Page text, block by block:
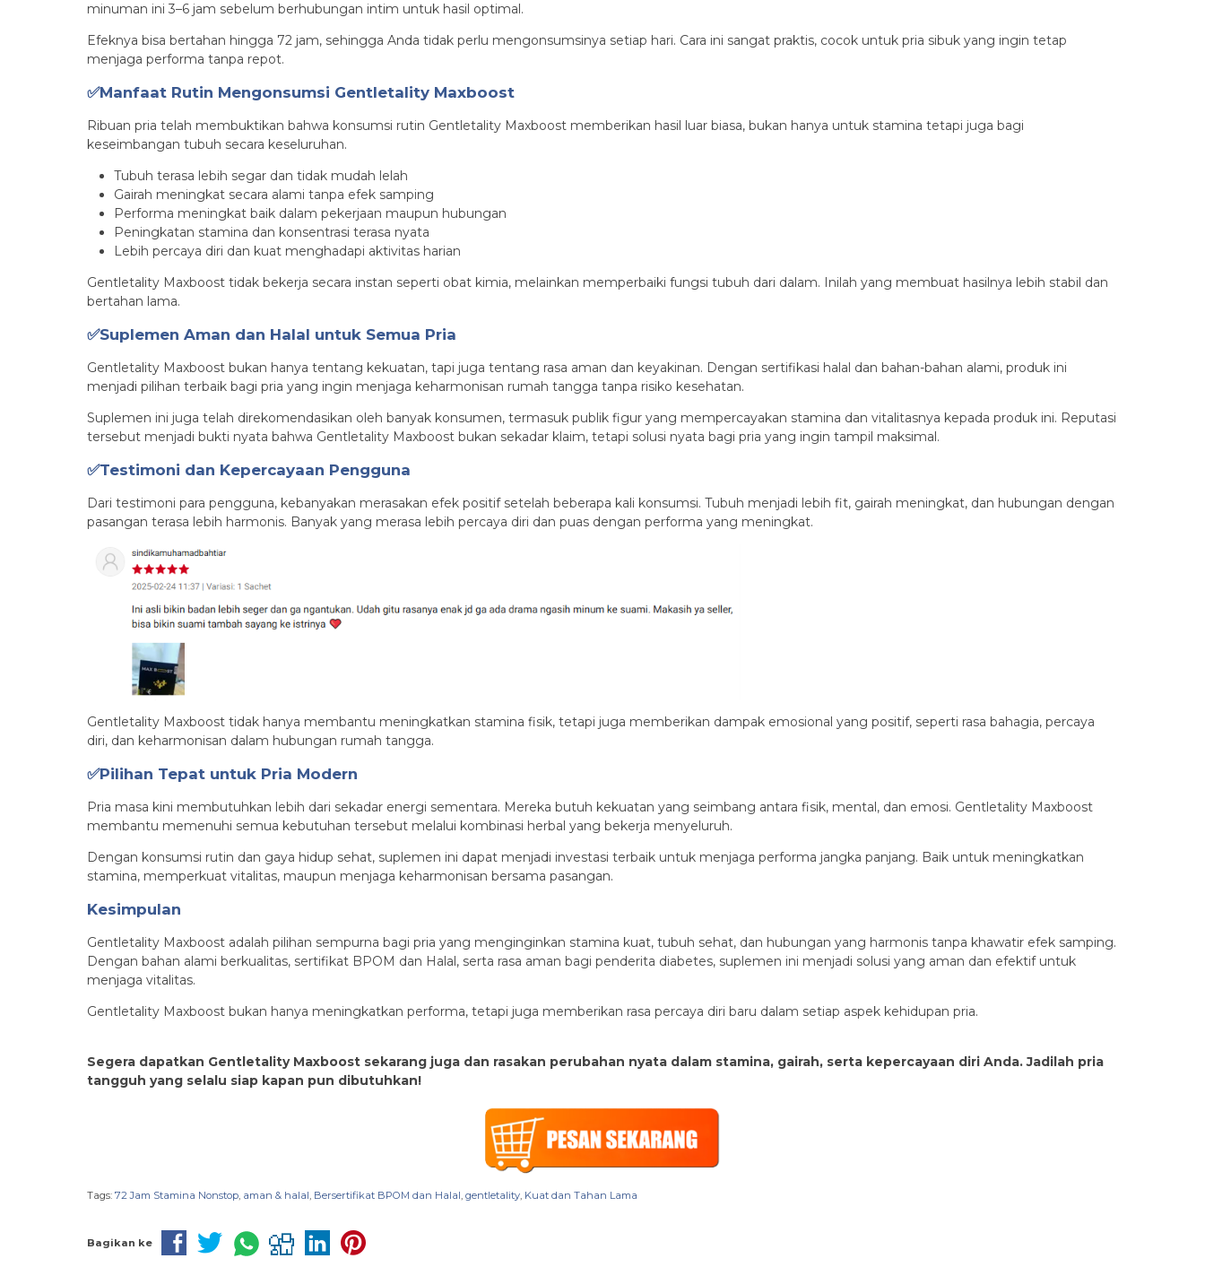
minuman ini 3–6 jam sebelum berhubungan intim untuk hasil optimal.
Efeknya bisa bertahan hingga 72 jam, sehingga Anda tidak perlu mengonsumsinya setiap hari. Cara ini sangat praktis, cocok untuk pria sibuk yang ingin tetap
menjaga performa tanpa repot.
✅Manfaat Rutin Mengonsumsi Gentletality Maxboost
Ribuan pria telah membuktikan bahwa konsumsi rutin Gentletality Maxboost memberikan hasil luar biasa, bukan hanya untuk stamina tetapi juga bagi
keseimbangan tubuh secara keseluruhan.
Tubuh terasa lebih segar dan tidak mudah lelah
Gairah meningkat secara alami tanpa efek samping
Performa meningkat baik dalam pekerjaan maupun hubungan
Peningkatan stamina dan konsentrasi terasa nyata
Lebih percaya diri dan kuat menghadapi aktivitas harian
Gentletality Maxboost tidak bekerja secara instan seperti obat kimia, melainkan memperbaiki fungsi tubuh dari dalam. Inilah yang membuat hasilnya lebih stabil dan
bertahan lama.
✅Suplemen Aman dan Halal untuk Semua Pria
Gentletality Maxboost bukan hanya tentang kekuatan, tapi juga tentang rasa aman dan keyakinan. Dengan sertifikasi halal dan bahan-bahan alami, produk ini
menjadi pilihan terbaik bagi pria yang ingin menjaga keharmonisan rumah tangga tanpa risiko kesehatan.
Suplemen ini juga telah direkomendasikan oleh banyak konsumen, termasuk publik figur yang mempercayakan stamina dan vitalitasnya kepada produk ini. Reputasi
tersebut menjadi bukti nyata bahwa Gentletality Maxboost bukan sekadar klaim, tetapi solusi nyata bagi pria yang ingin tampil maksimal.
✅Testimoni dan Kepercayaan Pengguna
Dari testimoni para pengguna, kebanyakan merasakan efek positif setelah beberapa kali konsumsi. Tubuh menjadi lebih fit, gairah meningkat, dan hubungan dengan
pasangan terasa lebih harmonis. Banyak yang merasa lebih percaya diri dan puas dengan performa yang meningkat.
Gentletality Maxboost tidak hanya membantu meningkatkan stamina fisik, tetapi juga memberikan dampak emosional yang positif, seperti rasa bahagia, percaya
diri, dan keharmonisan dalam hubungan rumah tangga.
✅Pilihan Tepat untuk Pria Modern
Pria masa kini membutuhkan lebih dari sekadar energi sementara. Mereka butuh kekuatan yang seimbang antara fisik, mental, dan emosi. Gentletality Maxboost
membantu memenuhi semua kebutuhan tersebut melalui kombinasi herbal yang bekerja menyeluruh.
Dengan konsumsi rutin dan gaya hidup sehat, suplemen ini dapat menjadi investasi terbaik untuk menjaga performa jangka panjang. Baik untuk meningkatkan
stamina, memperkuat vitalitas, maupun menjaga keharmonisan bersama pasangan.
Kesimpulan
Gentletality Maxboost adalah pilihan sempurna bagi pria yang menginginkan stamina kuat, tubuh sehat, dan hubungan yang harmonis tanpa khawatir efek samping.
Dengan bahan alami berkualitas, sertifikat BPOM dan Halal, serta rasa aman bagi penderita diabetes, suplemen ini menjadi solusi yang aman dan efektif untuk
menjaga vitalitas.
Gentletality Maxboost bukan hanya meningkatkan performa, tetapi juga memberikan rasa percaya diri baru dalam setiap aspek kehidupan pria.
Segera dapatkan Gentletality Maxboost sekarang juga dan rasakan perubahan nyata dalam stamina, gairah, serta kepercayaan diri Anda. Jadilah pria
tangguh yang selalu siap kapan pun dibutuhkan!
Tags: 72 Jam Stamina Nonstop, aman & halal, Bersertifikat BPOM dan Halal, gentletality, Kuat dan Tahan Lama
Bagikan ke